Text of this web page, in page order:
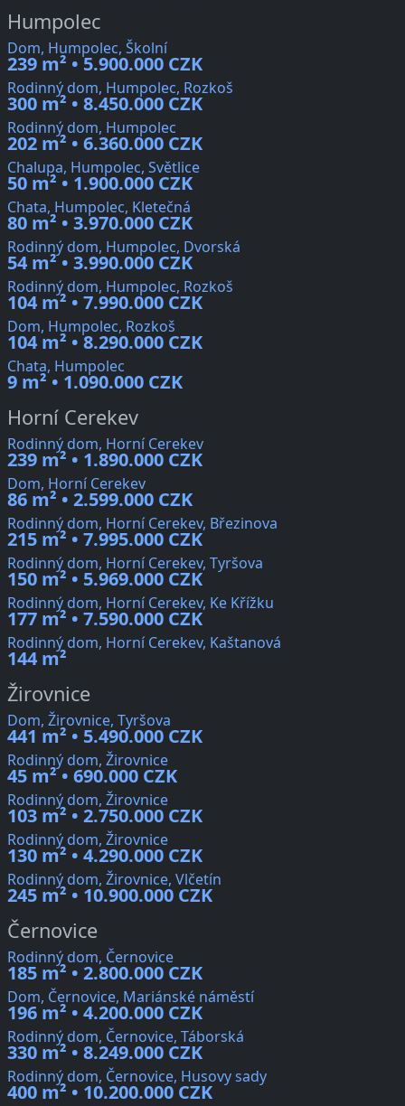
Humpolec
Dom, Humpolec, Školní
239 m² • 5.900.000 CZK
Rodinný dom, Humpolec, Rozkoš
300 m² • 8.450.000 CZK
Rodinný dom, Humpolec
202 m² • 6.360.000 CZK
Chalupa, Humpolec, Světlice
50 m² • 1.900.000 CZK
Chata, Humpolec, Kletečná
80 m² • 3.970.000 CZK
Rodinný dom, Humpolec, Dvorská
54 m² • 3.990.000 CZK
Rodinný dom, Humpolec, Rozkoš
104 m² • 7.990.000 CZK
Dom, Humpolec, Rozkoš
104 m² • 8.290.000 CZK
Chata, Humpolec
9 m² • 1.090.000 CZK
Horní Cerekev
Rodinný dom, Horní Cerekev
239 m² • 1.890.000 CZK
Dom, Horní Cerekev
86 m² • 2.599.000 CZK
Rodinný dom, Horní Cerekev, Březinova
215 m² • 7.995.000 CZK
Rodinný dom, Horní Cerekev, Tyršova
150 m² • 5.969.000 CZK
Rodinný dom, Horní Cerekev, Ke Křížku
177 m² • 7.590.000 CZK
Rodinný dom, Horní Cerekev, Kaštanová
144 m²
Žirovnice
Dom, Žirovnice, Tyršova
441 m² • 5.490.000 CZK
Rodinný dom, Žirovnice
45 m² • 690.000 CZK
Rodinný dom, Žirovnice
103 m² • 2.750.000 CZK
Rodinný dom, Žirovnice
130 m² • 4.290.000 CZK
Rodinný dom, Žirovnice, Vlčetín
245 m² • 10.900.000 CZK
Černovice
Rodinný dom, Černovice
185 m² • 2.800.000 CZK
Dom, Černovice, Mariánské náměstí
196 m² • 4.200.000 CZK
Rodinný dom, Černovice, Táborská
330 m² • 8.249.000 CZK
Rodinný dom, Černovice, Husovy sady
400 m² • 10.200.000 CZK